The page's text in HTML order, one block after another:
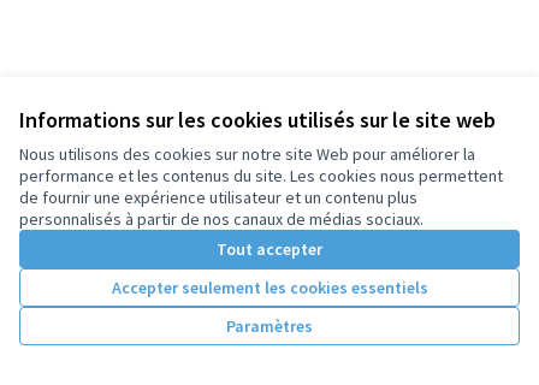
Informations sur les cookies utilisés sur le site web
Nous utilisons des cookies sur notre site Web pour améliorer la
performance et les contenus du site. Les cookies nous permettent
de fournir une expérience utilisateur et un contenu plus
personnalisés à partir de nos canaux de médias sociaux.
Tout accepter
Accepter seulement les cookies essentiels
Paramètres